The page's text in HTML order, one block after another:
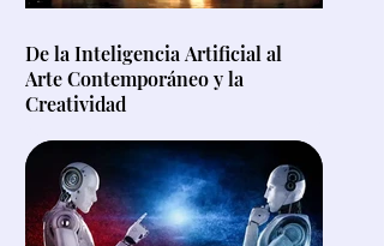
De la Inteligencia Artificial al
Arte Contemporáneo y la
Creatividad